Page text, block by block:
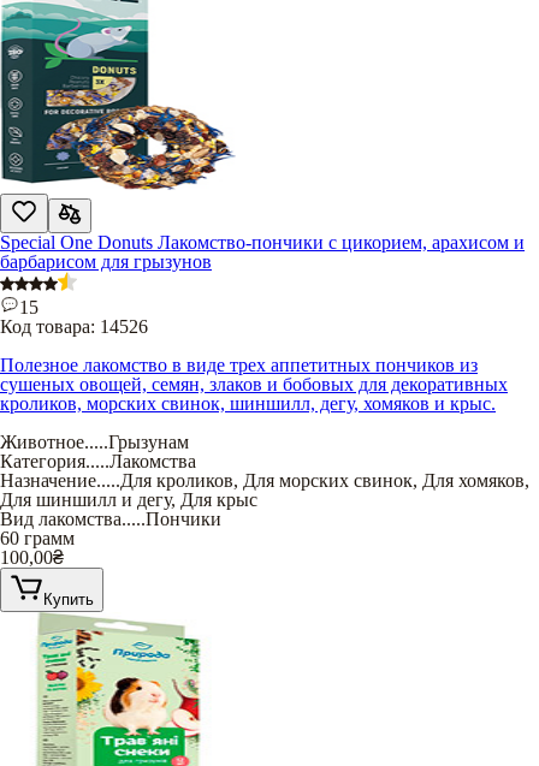
Special One Donuts Лакомство-пончики с цикорием, арахисом и
барбарисом для грызунов
15
Код товара: 14526
Полезное лакомство в виде трех аппетитных пончиков из
сушеных овощей, семян, злаков и бобовых для декоративных
кроликов, морских свинок, шиншилл, дегу, хомяков и крыс.
Животное.....Грызунам
Категория.....Лакомства
Назначение.....Для кроликов, Для морских свинок, Для хомяков,
Для шиншилл и дегу, Для крыс
Вид лакомства.....Пончики
60 грамм
100,00₴
Купить